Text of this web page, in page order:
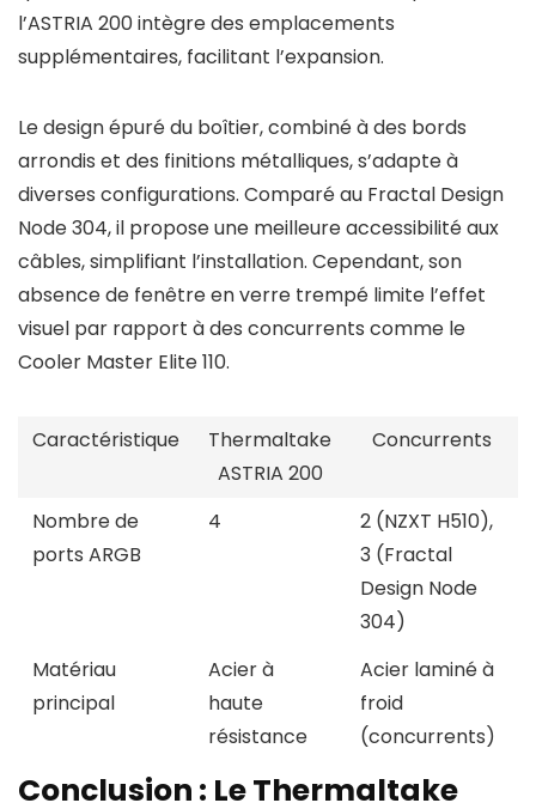
l’ASTRIA 200 intègre des emplacements
supplémentaires, facilitant l’expansion.
Le design épuré du boîtier, combiné à des bords
arrondis et des finitions métalliques, s’adapte à
diverses configurations. Comparé au Fractal Design
Node 304, il propose une meilleure accessibilité aux
câbles, simplifiant l’installation. Cependant, son
absence de fenêtre en verre trempé limite l’effet
visuel par rapport à des concurrents comme le
Cooler Master Elite 110.
Caractéristique
Thermaltake
ASTRIA 200
Concurrents
Nombre de
ports ARGB
4
2 (NZXT H510),
3 (Fractal
Design Node
304)
Matériau
principal
Acier à
haute
résistance
Acier laminé à
froid
(concurrents)
Conclusion : Le Thermaltake